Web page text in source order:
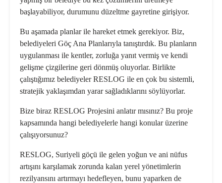
başlayabiliyor, durumunu düzeltme gayretine girişiyor.
Bu aşamada planlar ile hareket etmek gerekiyor. Biz,
belediyeleri Göç Ana Planlarıyla tanıştırdık. Bu planların
uygulanması ile kentler, zorluğa yanıt vermiş ve kendi
gelişme çizgilerine geri dönmüş oluyorlar. Birlikte
çalıştığımız belediyeler RESLOG ile en çok bu sistemli,
stratejik yaklaşımdan yarar sağladıklarını söylüyorlar.
Bize biraz RESLOG Projesini anlatır mısınız? Bu proje
kapsamında hangi belediyelerle hangi konular üzerine
çalışıyorsunuz?
RESLOG, Suriyeli göçü ile gelen yoğun ve ani nüfus
artışını karşılamak zorunda kalan yerel yönetimlerin
rezilyansını artırmayı hedefleyen, bunu yaparken de